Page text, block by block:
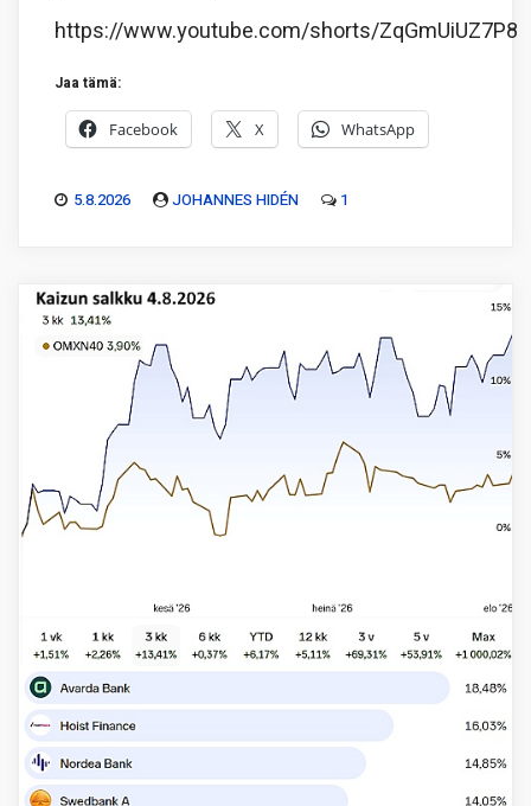
https://www.youtube.com/shorts/ZqGmUiUZ7P8
Jaa tämä:
Facebook X WhatsApp
5.8.2026 JOHANNES HIDÉN 1